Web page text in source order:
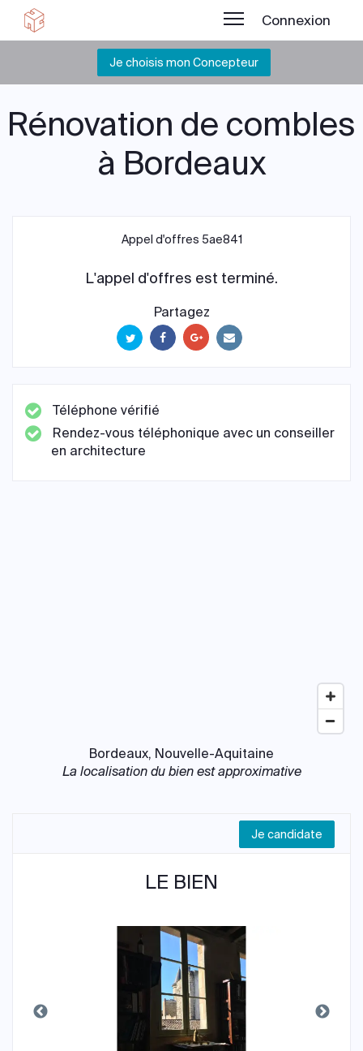
Connexion
Je choisis mon Concepteur
Rénovation de combles
à Bordeaux
Appel d'offres 5ae841
L'appel d'offres est terminé.
Partagez
Téléphone vérifié
Rendez-vous téléphonique avec un conseiller
en architecture
Bordeaux, Nouvelle-Aquitaine
La localisation du bien est approximative
Je candidate
LE BIEN